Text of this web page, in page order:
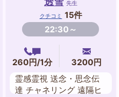
先生
クチコミ 15件
22:30～
260円/1分
3200円
霊感霊視 送念・思念伝
達 チャネリング 遠隔ヒ